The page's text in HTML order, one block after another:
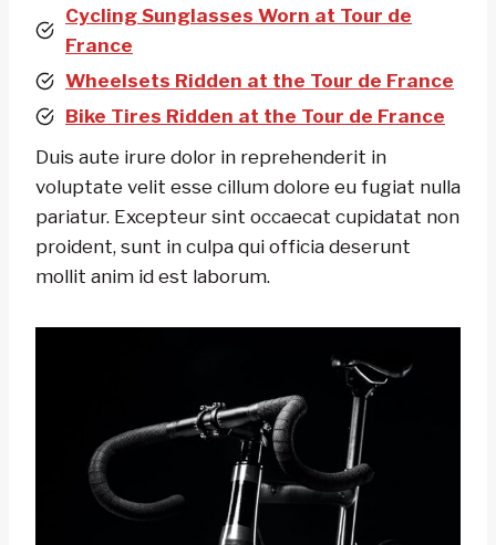
Cycling Sunglasses Worn at Tour de
France
Wheelsets Ridden at the Tour de France
Bike Tires Ridden at the Tour de France
Duis aute irure dolor in reprehenderit in
voluptate velit esse cillum dolore eu fugiat nulla
pariatur. Excepteur sint occaecat cupidatat non
proident, sunt in culpa qui officia deserunt
mollit anim id est laborum.